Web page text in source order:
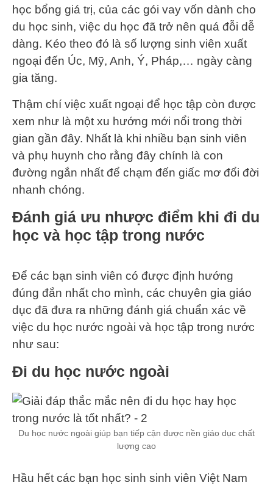
học bổng giá trị, của các gói vay vốn dành cho
du học sinh, việc du học đã trở nên quá đỗi dễ
dàng. Kéo theo đó là số lượng sinh viên xuất
ngoại đến Úc, Mỹ, Anh, Ý, Pháp,… ngày càng
gia tăng.
Thậm chí việc xuất ngoại để học tập còn được
xem như là một xu hướng mới nổi trong thời
gian gần đây. Nhất là khi nhiều bạn sinh viên
và phụ huynh cho rằng đây chính là con
đường ngắn nhất để chạm đến giấc mơ đổi đời
nhanh chóng.
Đánh giá ưu nhược điểm khi đi du
học và học tập trong nước
Để các bạn sinh viên có được định hướng
đúng đắn nhất cho mình, các chuyên gia giáo
dục đã đưa ra những đánh giá chuẩn xác về
việc du học nước ngoài và học tập trong nước
như sau:
Đi du học nước ngoài
Du học nước ngoài giúp bạn tiếp cận được nền giáo dục chất
lượng cao
Hầu hết các bạn học sinh sinh viên Việt Nam